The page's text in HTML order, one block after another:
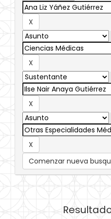
Comenzar nueva